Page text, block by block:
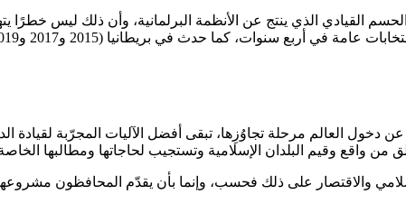
القيادي الذي ينتج عن الأنظمة البرلمانية، وأن ذلك ليس
العالم مرحلة تجاوُزِها، تبقى أفضل الآليات المجرّبة لقيادة
والاقتصار على ذلك فحسب، وإنما بأن يقدّم المحافظون